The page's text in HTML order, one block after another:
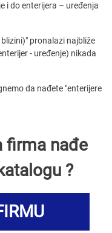
i do enterijera – uređenja
pronalazi najbliže
- uređenje) nikada
da nađete "enterijere
firma nađe
?